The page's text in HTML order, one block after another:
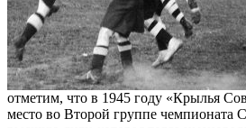
отметим, что в 1945 году «Крылья
место во Второй группе чемпионата